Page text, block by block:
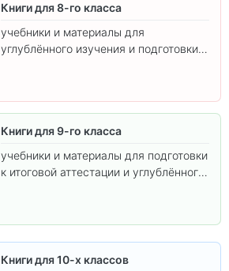
Книги для 8-го класса
учебники и материалы для
углублённого изучения и подготовки к
Книги для 9-го класса
учебники и материалы для подготовки
к итоговой аттестации и углублённого
Книги для 10-х классов